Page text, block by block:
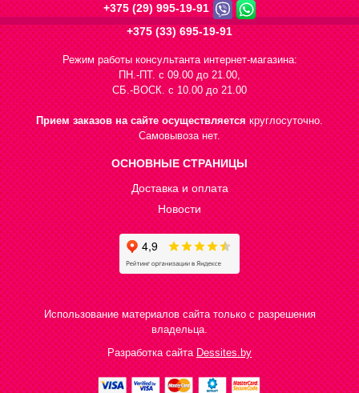
+375 (29) 995-19-91
+375 (33) 695-19-91
Режим работы консультанта интернет-магазина:
ПН.-ПТ. с 09.00 до 21.00,
СБ.-ВОСК. с 10.00 до 21.00
Прием заказов на сайте осуществляетсякруглосуточно.
Самовывоза нет.
ОСНОВНЫЕ СТРАНИЦЫ
Доставка и оплата
Новости
Использование материалов сайта только с разрешения
владельца.
Разработка сайтаDessites.by